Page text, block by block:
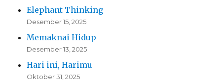
Elephant Thinking
Desember 15, 2025
Memaknai Hidup
Desember 13, 2025
Hari ini, Harimu
Oktober 31, 2025